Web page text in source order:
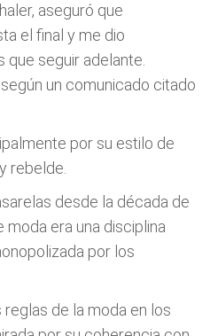
aseguró que
el final y me dio
seguir adelante.
un comunicado citado
por su estilo de
rebelde.
desde la década de
moda era una disciplina
por los
de la moda en los